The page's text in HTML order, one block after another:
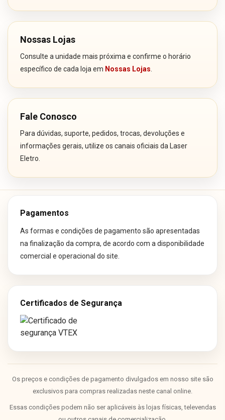
Nossas Lojas
Consulte a unidade mais próxima e confirme o horário
específico de cada loja em Nossas Lojas
Fale Conosco
Para dúvidas, suporte, pedidos, trocas, devoluções e
informações gerais, utilize os canais oficiais da Laser
Eletro.
Pagamentos
As formas e condições de pagamento são apresentadas
na finalização da compra, de acordo com a disponibilidade
comercial e operacional do site.
Certificados de Segurança
Os preços e condições de pagamento divulgados em nosso site são
exclusivos para compras realizadas neste canal online.
Essas condições podem não ser aplicáveis às lojas físicas, televendas